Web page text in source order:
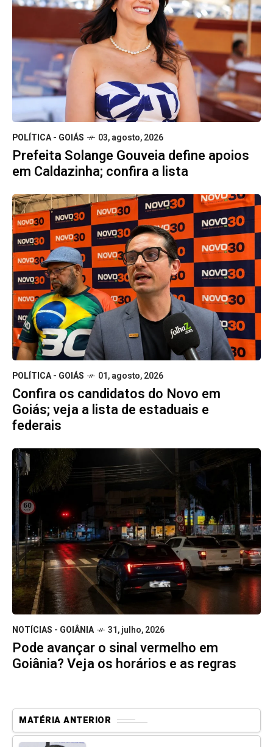
POLÍTICA - GOIÁS 03, agosto, 2026
Prefeita Solange Gouveia define apoios
em Caldazinha; confira a lista
POLÍTICA - GOIÁS 01, agosto, 2026
Confira os candidatos do Novo em
Goiás; veja a lista de estaduais e
federais
NOTÍCIAS - GOIÂNIA 31, julho, 2026
Pode avançar o sinal vermelho em
Goiânia? Veja os horários e as regras
MATÉRIA ANTERIOR